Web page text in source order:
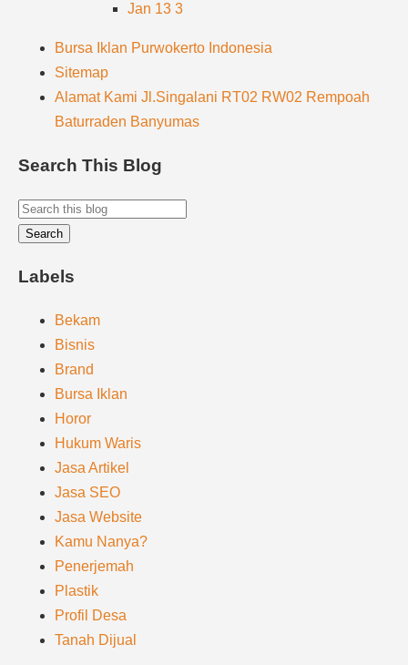
Jan 13 3
Bursa Iklan Purwokerto Indonesia
Sitemap
Alamat Kami Jl.Singalani RT02 RW02 Rempoah
Baturraden Banyumas
Search This Blog
Labels
Bekam
Bisnis
Brand
Bursa Iklan
Horor
Hukum Waris
Jasa Artikel
Jasa SEO
Jasa Website
Kamu Nanya?
Penerjemah
Plastik
Profil Desa
Tanah Dijual